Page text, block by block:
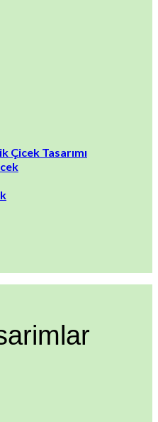
Çicek Tasarımı